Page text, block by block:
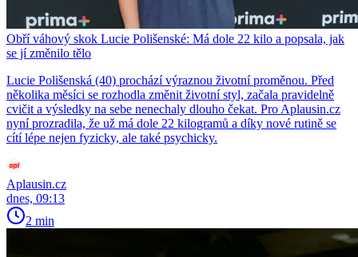
Obří váhový skok Lucie Polišenské: Má dole 22 kilo a popsala, jak
se jí změnilo tělo
Lucie Polišenská (40) prochází výraznou životní proměnou. Před
několika měsíci se rozhodla změnit životní styl, začala pravidelně
cvičit a výsledky na sebe nenechaly dlouho čekat. Pro Aplausin.cz
nyní prozradila, že už má dole 22 kilogramů a díky nové rutině se
cítí lépe nejen fyzicky, ale také psychicky.
Aplausin.cz
dnes, 09:13
2 min